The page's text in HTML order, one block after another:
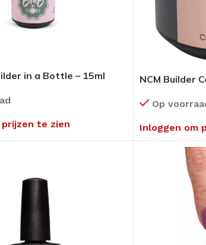
Pedicure Producten
in a Bottle – 15ml
te zien
NCM Builder
Op
Inloggen om